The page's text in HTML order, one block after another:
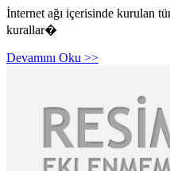
İnternet ağı içerisinde kurulan
kurallar�
Devamını Oku >>